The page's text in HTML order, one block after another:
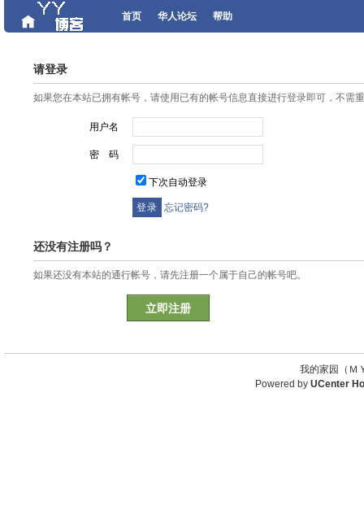
首页 华人论坛 帮助
请登录
如果您在本站已拥有帐号，请使用已有的帐号信息直接进行登录即可，不需
用户名
密 码
下次自动登录
忘记密码?
还没有注册吗？
如果还没有本站的通行帐号，请先注册一个属于自己的帐号吧。
立即注册
我的家园（
Powered by UCenter